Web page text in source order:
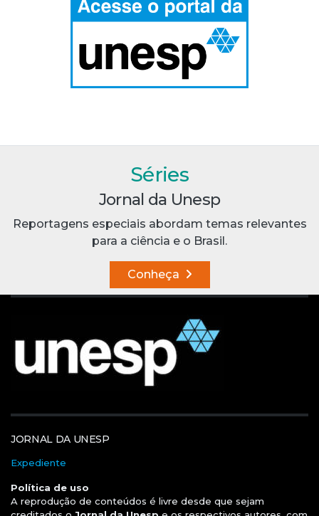
Séries
Jornal da Unesp
Reportagens especiais abordam temas relevantes
para a ciência e o Brasil.
Conheça
JORNAL DA UNESP
Expediente
Política de uso
A reprodução de conteúdos é livre desde que sejam